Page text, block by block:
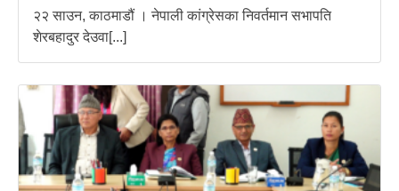
२२ साउन, काठमाडौं । नेपाली कांग्रेसका निवर्तमान सभापति
शेरबहादुर देउवा[...]